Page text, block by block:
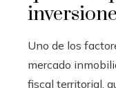
Uno de los
mercado
fiscal territorial,